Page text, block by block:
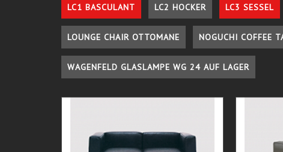
LC1 BASCULANT LC2 HOCKER LC3 SESSEL
LOUNGE CHAIR OTTOMANE NOGUCHI COFFEE
WAGENFELD GLASLAMPE WG 24 AUF LAGER